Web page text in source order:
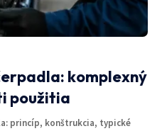
komplexný
použitia
princíp, konštrukcia, typické